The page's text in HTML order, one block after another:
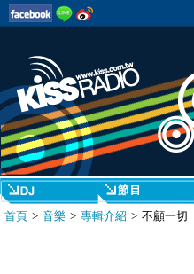
首頁 > 音樂 > 專輯介紹 > 不顧一切